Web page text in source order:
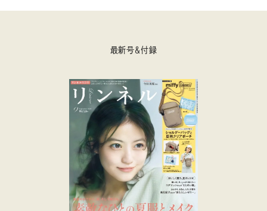
最新号＆付録